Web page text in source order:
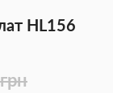
HL156